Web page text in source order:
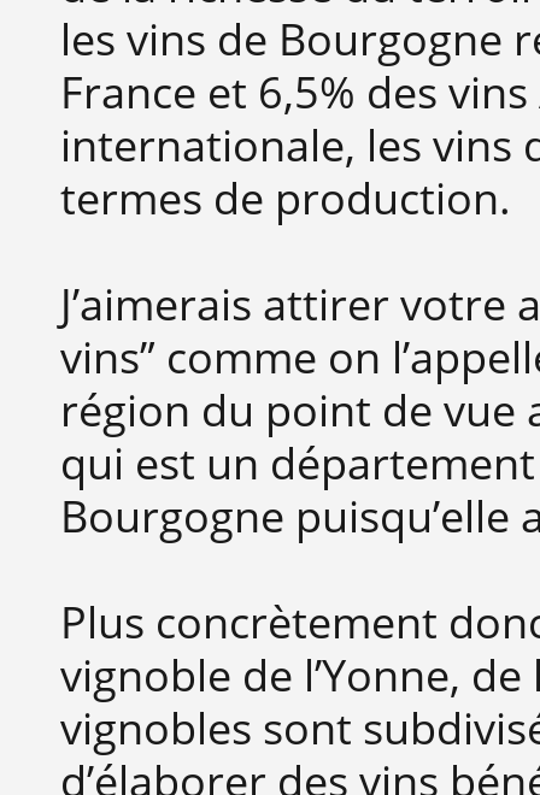
les vins de Bourgogne
France et 6,5% des vins
internationale, les vins
termes de production.
J’aimerais attirer votre
vins” comme on
région du point de vue
qui est un
Bourgogne
Plus concrètement
vignoble de l’Yonne,
vignobles sont
d’élaborer des vins